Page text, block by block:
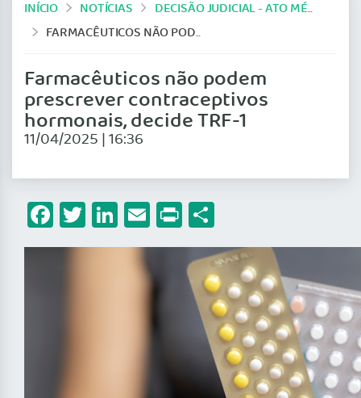
INÍCIO NOTÍCIAS
DECISÃO JUDICIAL - ATO MÉDICO
FARMACÊUTICOS NÃO PODEM PRESCREVER CONTRACEPTIVOS HORMONAIS, DECIDE TRF-1
Farmacêuticos não podem
prescrever contraceptivos
hormonais, decide TRF-1
11/04/2025 | 16:36
Facebook
Twitter
LinkedIn
Email
Print